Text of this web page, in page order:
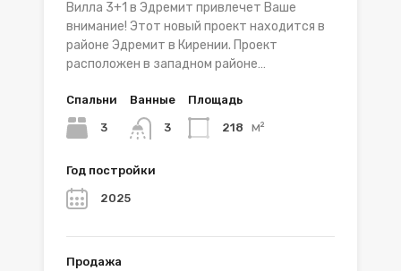
Вилла 3+1 в Эдремит привлечет Ваше
внимание! Этот новый проект находится в
районе Эдремит в Кирении. Проект
расположен в западном районе…
Спальни
3
Ванные
3
Площадь
218 м²
Год постройки
2025
Продажа